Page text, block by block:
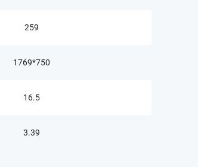
259
1769*750
16.5
3.39